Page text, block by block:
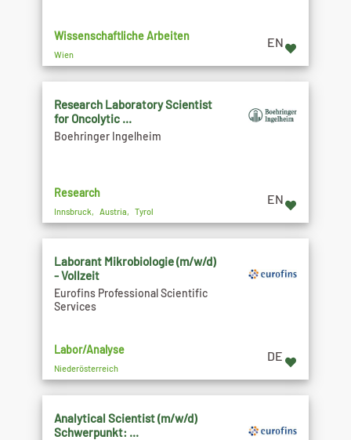
Wissenschaftliche Arbeiten
Wien
EN
Research Laboratory Scientist
for Oncolytic ...
Boehringer Ingelheim
Research
Innsbruck, Austria, Tyrol
EN
Laborant Mikrobiologie (m/w/d)
- Vollzeit
Eurofins Professional Scientific
Services
Labor/Analyse
Niederösterreich
DE
Analytical Scientist (m/w/d)
Schwerpunkt: ...